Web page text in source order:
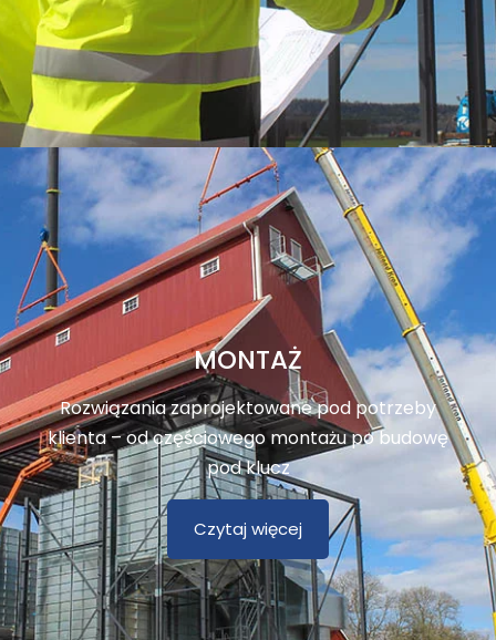
MONTAŻ
Rozwiązania zaprojektowane pod potrzeby
klienta – od częściowego montażu po budowę
pod klucz
Czytaj więcej